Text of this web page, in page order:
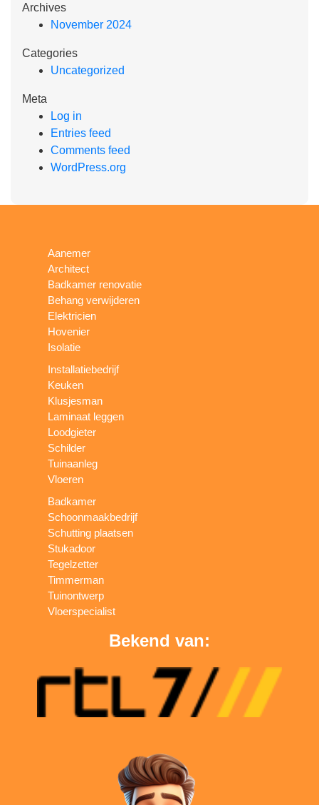
Archives
November 2024
Categories
Uncategorized
Meta
Log in
Entries feed
Comments feed
WordPress.org
Aanemer
Architect
Badkamer renovatie
Behang verwijderen
Elektricien
Hovenier
Isolatie
Installatiebedrijf
Keuken
Klusjesman
Laminaat leggen
Loodgieter
Schilder
Tuinaanleg
Vloeren
Badkamer
Schoonmaakbedrijf
Schutting plaatsen
Stukadoor
Tegelzetter
Timmerman
Tuinontwerp
Vloerspecialist
Bekend van: